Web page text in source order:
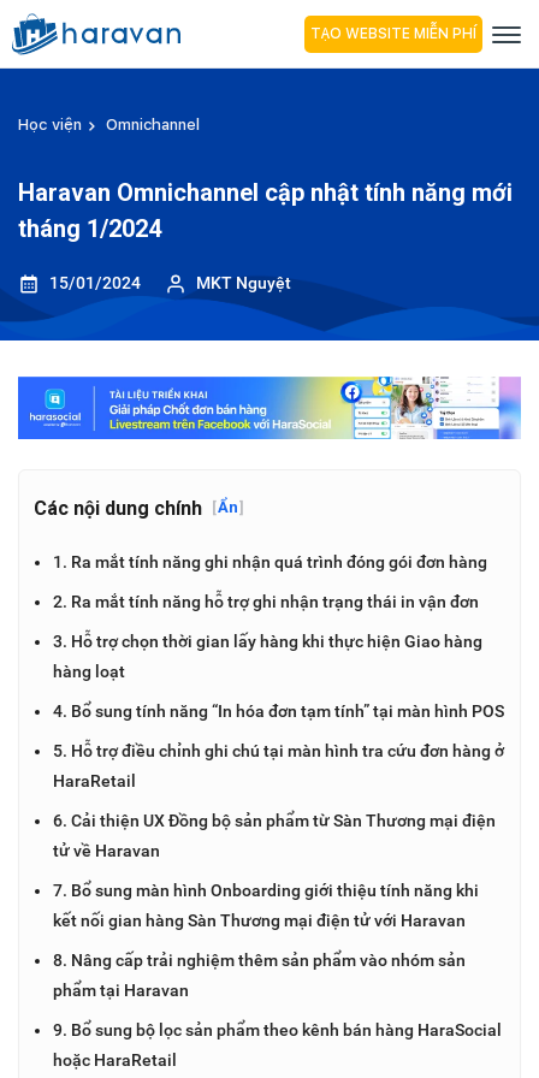
TẠO WEBSITE MIỄN PHÍ
Học viện Omnichannel
Haravan Omnichannel cập nhật tính năng mới
tháng 1/2024
15/01/2024 MKT Nguyệt
Các nội dung chính [Ẩn]
1. Ra mắt tính năng ghi nhận quá trình đóng gói đơn hàng
2. Ra mắt tính năng hỗ trợ ghi nhận trạng thái in vận đơn
3. Hỗ trợ chọn thời gian lấy hàng khi thực hiện Giao hàng
hàng loạt
4. Bổ sung tính năng “In hóa đơn tạm tính” tại màn hình POS
5. Hỗ trợ điều chỉnh ghi chú tại màn hình tra cứu đơn hàng ở
HaraRetail
6. Cải thiện UX Đồng bộ sản phẩm từ Sàn Thương mại điện
tử về Haravan
7. Bổ sung màn hình Onboarding giới thiệu tính năng khi
kết nối gian hàng Sàn Thương mại điện tử với Haravan
8. Nâng cấp trải nghiệm thêm sản phẩm vào nhóm sản
phẩm tại Haravan
9. Bổ sung bộ lọc sản phẩm theo kênh bán hàng HaraSocial
hoặc HaraRetail